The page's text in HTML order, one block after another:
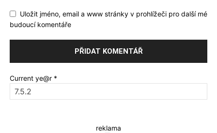
Uložit jméno, email a www stránky v prohlížeči pro další mé
budoucí komentáře
Current ye@r *
reklama